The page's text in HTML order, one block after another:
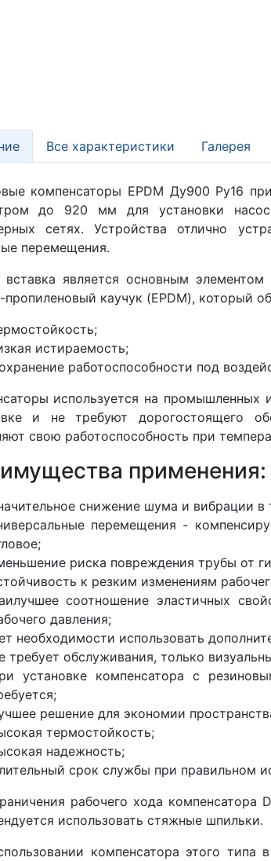
Все характеристики Галерея
компенсаторы EPDM Ду900 Ру16
до 920 мм для установки
сетях. Устройства отлично
перемещения.
вставка является основным
пропиленовый каучук (EPDM), который
истираемость;
работоспособности под
используется на
и не требуют дорогостоящего
свою работоспособность при
применения:
снижение шума и вибрации в
перемещения -
риска повреждения трубы от
к резким изменениям
соотношение эластичных
давления;
необходимости использовать
требует обслуживания, только
установке компенсатора с
решение для экономии
термостойкость;
надежность;
срок службы при правильном
рабочего хода
использовать стяжные шпильки.
компенсатора этого